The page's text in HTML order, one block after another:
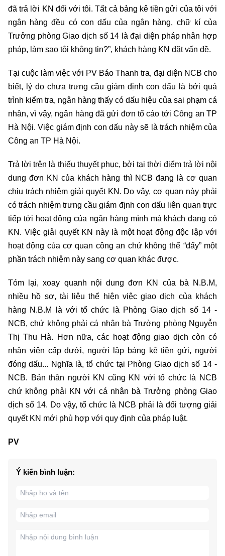
đã trả lời KN đối với tôi. Tất cả bảng kê tiền gửi của tôi với
ngân hàng đều có con dấu của ngân hàng, chữ kí của
Trưởng phòng Giao dịch số 14 là đại diện pháp nhân hợp
pháp, làm sao tôi không tin?”, khách hàng KN đặt vấn đề.
Tại cuộc làm việc với PV Báo Thanh tra, đại diện NCB cho
biết, lý do chưa trưng cầu giám định con dấu là bởi quá
trình kiểm tra, ngân hàng thấy có dấu hiệu của sai phạm cá
nhân, vì vậy, ngân hàng đã gửi đơn tố cáo tới Công an TP
Hà Nội. Việc giám định con dấu này sẽ là trách nhiệm của
Công an TP Hà Nội.
Trả lời trên là thiếu thuyết phục, bởi tại thời điểm trả lời nội
dung đơn KN của khách hàng thì NCB đang là cơ quan
chịu trách nhiệm giải quyết KN. Do vậy, cơ quan này phải
có trách nhiệm trưng cầu giám định con dấu liên quan trực
tiếp tới hoạt động của ngân hàng mình mà khách đang có
KN. Việc giải quyết KN này là một hoạt động độc lập với
hoạt động của cơ quan công an chứ không thể “đẩy” một
phần trách nhiệm này sang cơ quan khác được.
Tóm lại, xoay quanh nội dung đơn KN của bà N.B.M,
nhiều hồ sơ, tài liệu thể hiện việc giao dịch của khách
hàng N.B.M là với tổ chức là Phòng Giao dịch số 14 -
NCB, chứ không phải cá nhân bà Trưởng phòng Nguyễn
Thị Thu Hà. Hơn nữa, các hoạt động giao dịch còn có
nhân viên cấp dưới, người lập bảng kê tiền gửi, người
đóng dấu... Nghĩa là, tổ chức tại Phòng Giao dịch số 14 -
NCB. Bản thân người KN cũng KN với tổ chức là NCB
chứ không phải KN với cá nhân bà Trưởng phòng Giao
dịch số 14. Do vậy, tổ chức là NCB phải là đối tượng giải
quyết KN mới phù hợp với quy định của pháp luật.
PV
Ý kiến bình luận: